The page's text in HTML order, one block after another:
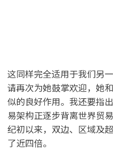
这同样完全适用于我们另
请再次为她鼓掌欢迎，她
似的良好作用。我还要指
易架构正逐步背离世界贸
纪初以来，双边、区域及
了近四倍。